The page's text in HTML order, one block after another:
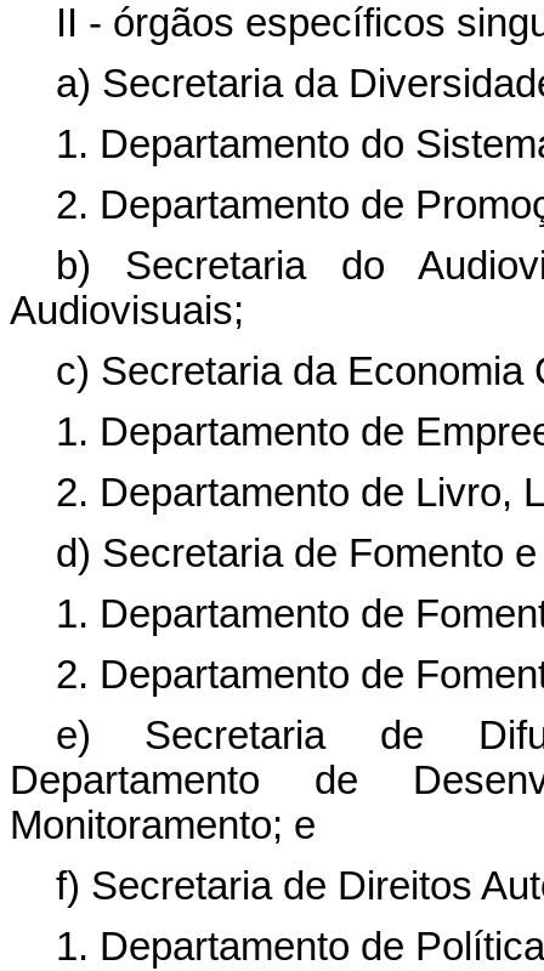
II - órgãos específicos
a) Secretaria da
1. Departamento do
2. Departamento de
b) Secretaria do
Audiovisuais;
c) Secretaria da Economia
1. Departamento de
2. Departamento de Livro,
d) Secretaria de Fomento
1. Departamento de
2. Departamento de
e) Secretaria de
Departamento de
Monitoramento; e
f) Secretaria de Direitos
1. Departamento de